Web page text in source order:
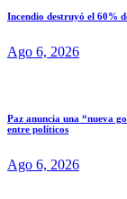
Incendio destruyó el 60%
Ago 6, 2026
Paz anuncia una “nueva
entre políticos
Ago 6, 2026